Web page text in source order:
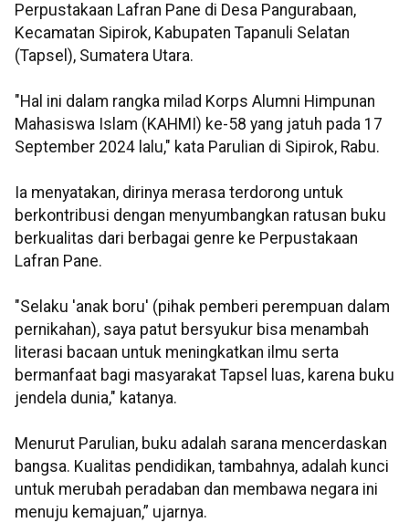
Perpustakaan Lafran Pane di Desa Pangurabaan,
Kecamatan Sipirok, Kabupaten Tapanuli Selatan
(Tapsel), Sumatera Utara.
"Hal ini dalam rangka milad Korps Alumni Himpunan
Mahasiswa Islam (KAHMI) ke-58 yang jatuh pada 17
September 2024 lalu," kata Parulian di Sipirok, Rabu.
Ia menyatakan, dirinya merasa terdorong untuk
berkontribusi dengan menyumbangkan ratusan buku
berkualitas dari berbagai genre ke Perpustakaan
Lafran Pane.
"Selaku 'anak boru' (pihak pemberi perempuan dalam
pernikahan), saya patut bersyukur bisa menambah
literasi bacaan untuk meningkatkan ilmu serta
bermanfaat bagi masyarakat Tapsel luas, karena buku
jendela dunia," katanya.
Menurut Parulian, buku adalah sarana mencerdaskan
bangsa. Kualitas pendidikan, tambahnya, adalah kunci
untuk merubah peradaban dan membawa negara ini
menuju kemajuan,” ujarnya.